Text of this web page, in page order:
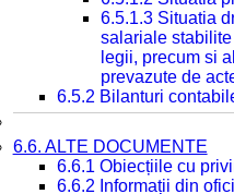
6.5.1.3 Situatia
salariale
legii, precum si
prevazute de
6.5.2 Bilanturi
6.6. ALTE DOCUMENTE
6.6.1 Obiecțiile cu
6.6.2 Informații din